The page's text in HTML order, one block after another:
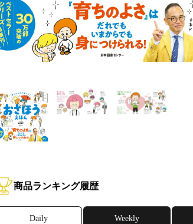
商品ランキング履歴
Daily Weekly